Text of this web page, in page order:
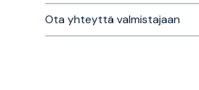
Ota yhteyttä valmistajaan